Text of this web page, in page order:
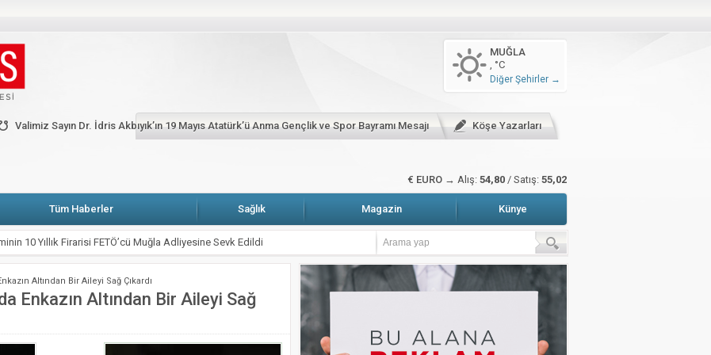
Erbay: Muğla’da elektrik faturasını ödeyemeyen abone sayısı yüzde dört bin arttı
Hava Durumu
Merhum Şevket Sabancı anısına Fazıl Say piyano resitali gerçekleştirildi
Anma Gençlik ve Spor Bayramı Mesajı
MUĞLA
, °C
Diğer Şehirler →
Valimiz Sayın Dr. İdris Akbıyık’ın 19 Mayıs Atatürk’ü Anma Gençlik ve Spor Bayramı Mesajı Köşe Yazarları
$ DOLAR → Alış: 47,47 / Satış: 47,66
Tüm Haberler Sağlık Magazin Künye
10 Yıllık Firarisi FETÖ’cü Muğla Adliyesine Sevk Edildi
SANATIYLA TAMAMLADIĞI YOLCULUĞU
Yangın riskine karşı tedbir çağrısı
Açılıyor: Çay 5 TL
Altından Bir Aileyi Sağ Çıkardı
Enkazın Altından Bir Aileyi Sağ